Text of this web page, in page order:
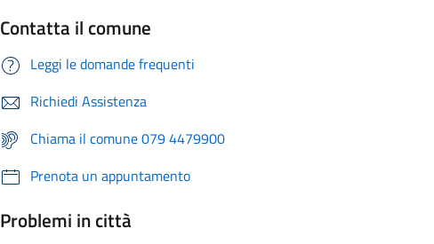
Contatta il comune
Leggi le domande frequenti
Richiedi Assistenza
Chiama il comune 079 4479900
Prenota un appuntamento
Problemi in città